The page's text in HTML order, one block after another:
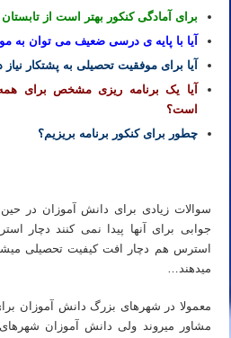
برای آمادگی کنکور بهتر است از
آیا با پایه ی درسی ضعیف می توان به
آیا برای موفقیت تحصیلی به پشتکار نیاز
آیا یک برنامه ریزی مشخص برای
است؟
چطور برای کنکور برنامه بریزیم؟
سوالات زیادی برای دانش آموزان در
جوابی برای آنها پیدا نمی کنند دچار
استرس هم دچار افت کیفیت تحصیلی
میدهند…
معمولا در شهرهای بزرگ دانش آموزان
مشاور میروند ولی دانش آموزان